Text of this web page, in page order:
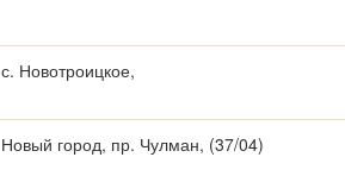
с. Новотроицкое,
Новый город, пр. Чулман, (37/04)